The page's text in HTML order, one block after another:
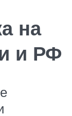
на
и РФ